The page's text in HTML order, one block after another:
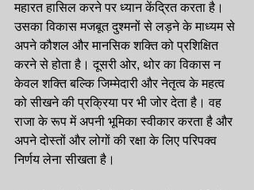
महारत हासिल करने पर ध्यान केंद्रित करता है।
उसका विकास मजबूत दुश्मनों से लड़ने के माध्यम से
अपने कौशल और मानसिक शक्ति को प्रशिक्षित
करने से होता है। दूसरी ओर, थोर का विकास न
केवल शक्ति बल्कि जिम्मेदारी और नेतृत्व के महत्व
को सीखने की प्रक्रिया पर भी जोर देता है। वह
राजा के रूप में अपनी भूमिका स्वीकार करता है और
अपने दोस्तों और लोगों की रक्षा के लिए परिपक्व
निर्णय लेना सीखता है।